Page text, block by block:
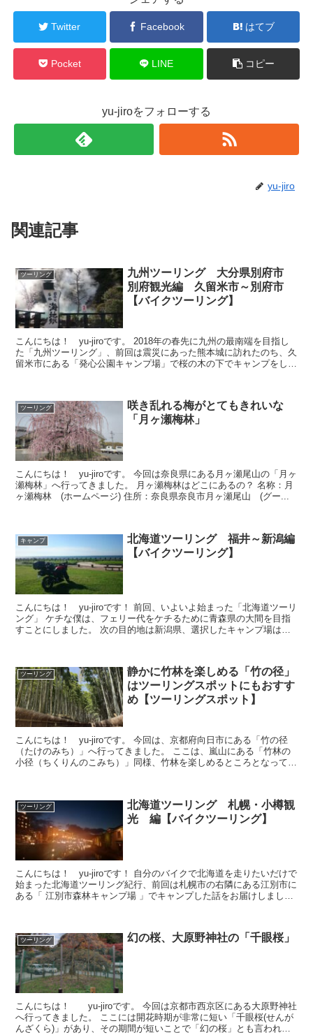
Twitter Facebook はてブ
Pocket LINE コピー
yu-jiroをフォローする
yu-jiro
関連記事
ツーリング
九州ツーリング 大分県別府市
別府観光編 久留米市～別府市
【バイクツーリング】
こんにちは！ yu-jiroです。 2018年の春先に九州の最南端を目指し
た「九州ツーリング」、前回は震災にあった熊本城に訪れたのち、久
留米市にある「発心公園キャンプ場」で桜の木の下でキャンプをしま
ツーリング
咲き乱れる梅がとてもきれいな
「月ヶ瀬梅林」
こんにちは！ yu-jiroです。 今回は奈良県にある月ヶ瀬尾山の「月ヶ
瀬梅林」へ行ってきました。 月ヶ瀬梅林はどこにあるの？ 名称：月
ヶ瀬梅林 (ホームページ) 住所：奈良県奈良市月ヶ瀬尾山 (グー...
キャンプ
北海道ツーリング 福井～新潟編
【バイクツーリング】
こんにちは！ yu-jiroです！ 前回、いよいよ始まった「北海道ツーリ
ング」 ケチな僕は、フェリー代をケチるために青森県の大間を目指
すことにしました。 次の目的地は新潟県、選択したキャンプ場は正
ツーリング
静かに竹林を楽しめる「竹の径」
はツーリングスポットにもおすす
め【ツーリングスポット】
こんにちは！ yu-jiroです。 今回は、京都府向日市にある「竹の径
（たけのみち）」へ行ってきました。 ここは、嵐山にある「竹林の
小径（ちくりんのこみち）」同様、竹林を楽しめるところとなってい
ツーリング
北海道ツーリング 札幌・小樽観
光 編【バイクツーリング】
こんにちは！ yu-jiroです！ 自分のバイクで北海道を走りたいだけで
始まった北海道ツーリング紀行、前回は札幌市の右隣にある江別市に
ある「 江別市森林キャンプ場 」でキャンプした話をお届けしまし
ツーリング 幻の桜、大原野神社の「千眼桜」
こんにちは！ yu-jiroです。 今回は京都市西京区にある大原野神社
へ行ってきました。 ここには開花時期が非常に短い「千眼桜(せんが
んざくら)」があり、その期間が短いことで「幻の桜」とも言われて